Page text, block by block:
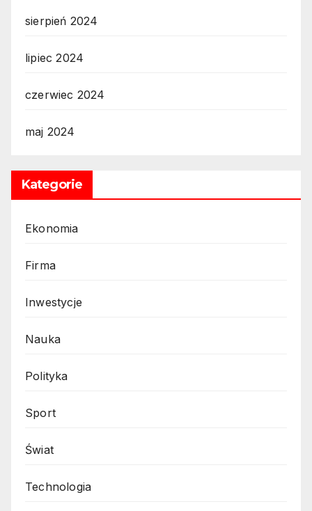
sierpień 2024
lipiec 2024
czerwiec 2024
maj 2024
Kategorie
Ekonomia
Firma
Inwestycje
Nauka
Polityka
Sport
Świat
Technologia